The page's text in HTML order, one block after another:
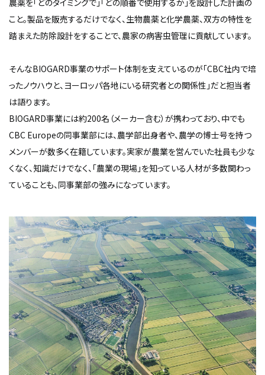
農薬を「どのタイミングで」「どの順番で使用するか」を設計した計画の
こと。製品を販売するだけでなく、生物農薬と化学農薬、双方の特性を
踏まえた防除設計をすることで、農家の病害虫管理に貢献しています。
そんなBIOGARD事業のサポート体制を支えているのが「CBC社内で培
ったノウハウと、ヨーロッパ各地にいる研究者との関係性」だと担当者
は語ります。
BIOGARD事業には約200名（メーカー含む）が携わっており、中でも
CBC Europeの同事業部には、農学部出身者や、農学の博士号を持つ
メンバーが数多く在籍しています。実家が農業を営んでいた社員も少な
くなく、知識だけでなく、「農業の現場」を知っている人材が多数関わっ
ていることも、同事業部の強みになっています。